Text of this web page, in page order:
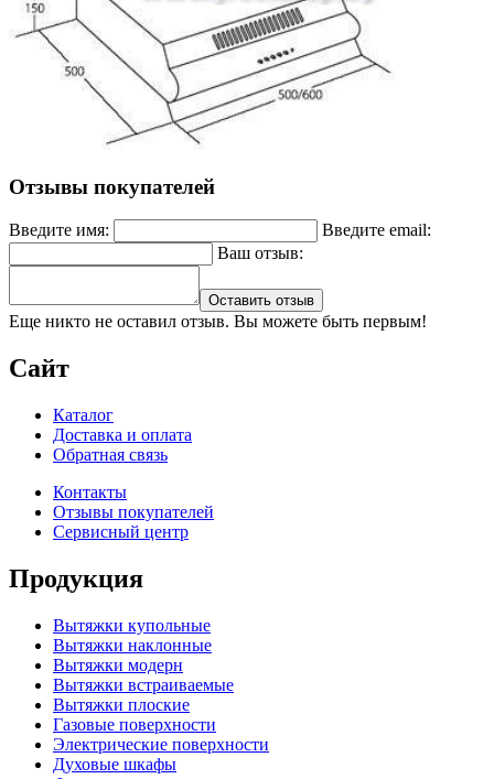
Отзывы покупателей
Введите имя:
Введите email:
Ваш отзыв:
Оставить отзыв
Еще никто не оставил отзыв. Вы можете быть первым!
Сайт
Каталог
Доставка и оплата
Обратная связь
Контакты
Отзывы покупателей
Сервисный центр
Продукция
Вытяжки купольные
Вытяжки наклонные
Вытяжки модерн
Вытяжки встраиваемые
Вытяжки плоские
Газовые поверхности
Электрические поверхности
Духовые шкафы